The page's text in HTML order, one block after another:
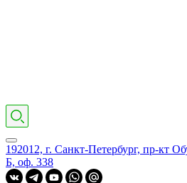
192012, г. Санкт-Петербург, пр-кт
Б, оф. 338